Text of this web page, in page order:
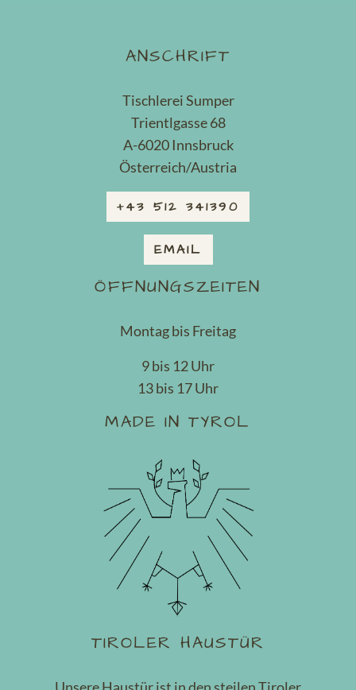
ANSCHRIFT
Tischlerei Sumper
Trientlgasse 68
A-6020 Innsbruck
Österreich/Austria
+43 512 341390
EMAIL
ÖFFNUNGSZEITEN
Montag bis Freitag
9 bis 12 Uhr
13 bis 17 Uhr
MADE IN TYROL
TIROLER HAUSTÜR